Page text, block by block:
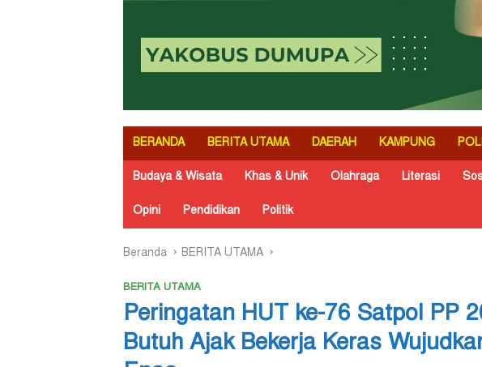
BERANDA BERITA UTAMA DAERAH KAMPUNG
Budaya & Wisata Khas & Unik Olahraga Literasi
Opini Pendidikan Politik
Beranda BERITA UTAMA
BERITA UTAMA
Peringatan HUT ke-76 Satpol PP
Butuh Ajak Bekerja Keras